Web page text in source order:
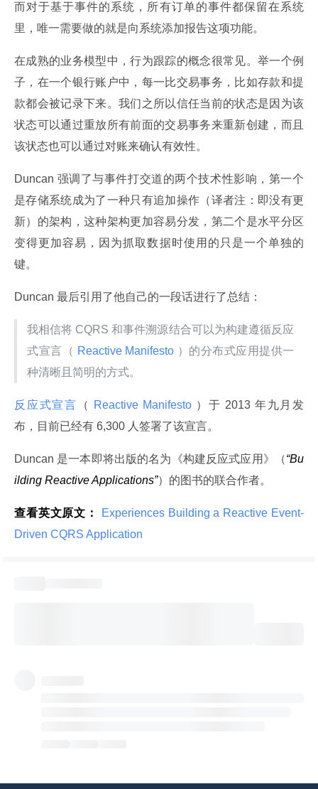
而对于基于事件的系统，所有订单的事件都保留在系统
里，唯一需要做的就是向系统添加报告这项功能。
在成熟的业务模型中，行为跟踪的概念很常见。举一个例
子，在一个银行账户中，每一比交易事务，比如存款和提
款都会被记录下来。我们之所以信任当前的状态是因为该
状态可以通过重放所有前面的交易事务来重新创建，而且
该状态也可以通过对账来确认有效性。
Duncan 强调了与事件打交道的两个技术性影响，第一个
是存储系统成为了一种只有追加操作（译者注：即没有更
新）的架构，这种架构更加容易分发，第二个是水平分区
变得更加容易，因为抓取数据时使用的只是一个单独的
键。
Duncan 最后引用了他自己的一段话进行了总结：
我相信将 CQRS 和事件溯源结合可以为构建遵循反应
式宣言（ Reactive Manifesto ）的分布式应用提供一
种清晰且简明的方式。
反应式宣言 （ Reactive Manifesto ）于 2013 年九月发
布，目前已经有 6,300 人签署了该宣言。
Duncan 是一本即将出版的名为《构建反应式应用》（“Bu
ilding Reactive Applications”）的图书的联合作者。
查看英文原文：
Experiences Building a Reactive Event-
Driven CQRS Application